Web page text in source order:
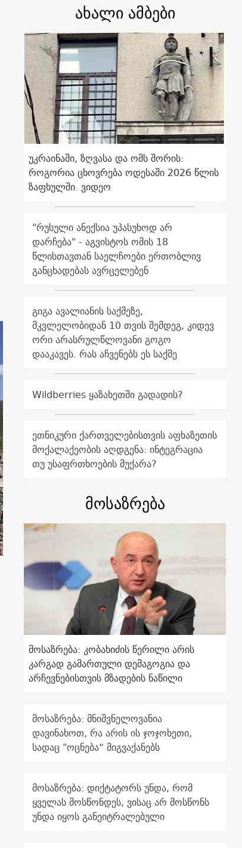
ახალი ამბები
უკრაინაში, ზღვასა და ომს შორის:
როგორია ცხოვრება ოდესაში 2026 წლის
ზაფხულში. ვიდეო
"რუსული ანექსია უპასუხოდ არ
დარჩება" - აგვისტოს ომის 18
წლისთავთან საელჩოები ერთობლივ
განცხადებას ავრცელებენ
გიგა ავალიანის საქმეზე,
მკვლელობიდან 10 თვის შემდეგ, კიდევ
ორი არასრულწლოვანი გოგო
დააკავეს. რას აჩვენებს ეს საქმე
Wildberries ყაზახეთში გადადის?
ეთნიკური ქართველებისთვის აფხაზეთის
მოქალაქეობის აღდგენა: ინტეგრაცია
თუ უსაფრთხოების მუქარა?
მოსაზრება
მოსაზრება: კობახიძის წერილი არის
კარგად გამართული დემაგოგია და
არჩევნებისთვის მზადების ნაწილი
მოსაზრება: მნიშვნელოვანია
დავინახოთ, რა არის ის ჯოჯოხეთი,
სადაც "ოცნება“ მიგვაქანებს
მოსაზრება: დიქტატორს უნდა, რომ
ყველას მოსწონდეს, ვისაც არ მოსწონს
უნდა იყოს განეიტრალებული